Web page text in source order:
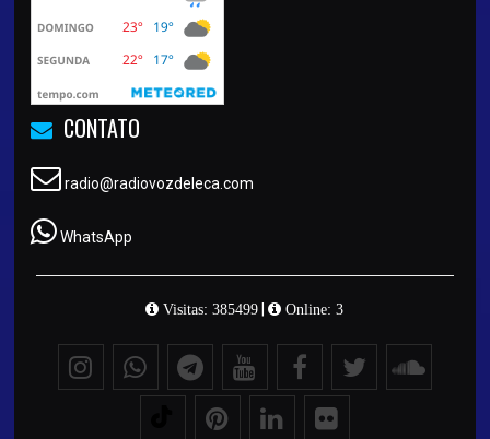
CONTATO
radio@radiovozdeleca.com
WhatsApp
Visitas: 385499 | Online: 3